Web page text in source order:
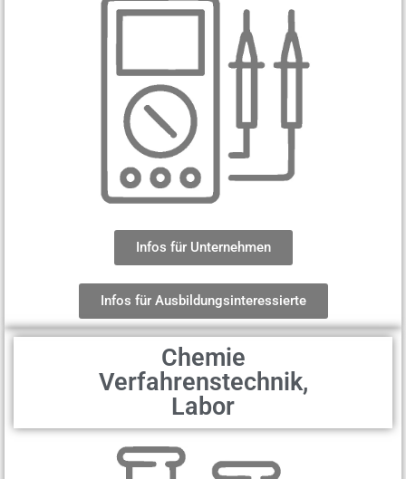
Infos für Unternehmen
Infos für Ausbildungsinteressierte
Chemie
Verfahrenstechnik,
Labor